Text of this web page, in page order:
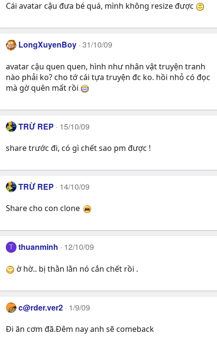
Cái avatar cậu đưa bé quá, mình không resize được
LongXuyenBoy 31/10/09
avatar cậu quen quen, hình như nhân vật truyện tranh
nào phải ko? cho tớ cái tựa truyện đc ko. hồi nhỏ có đọc
mà gờ quên mất rồi
TRỪ REP 15/10/09
share trước đi, có gì chết sao pm được !
TRỪ REP 14/10/09
Share cho con clone
T thuanminh 12/10/09
ờ hờ.. bị thằn lằn nó cắn chết rồi .
c@rder.ver2 1/9/09
Đi ăn cơm đã.Đêm nay anh sẽ comeback